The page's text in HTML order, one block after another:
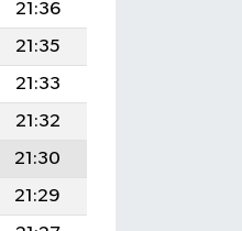
21:36
21:35
21:33
21:32
21:30
21:29